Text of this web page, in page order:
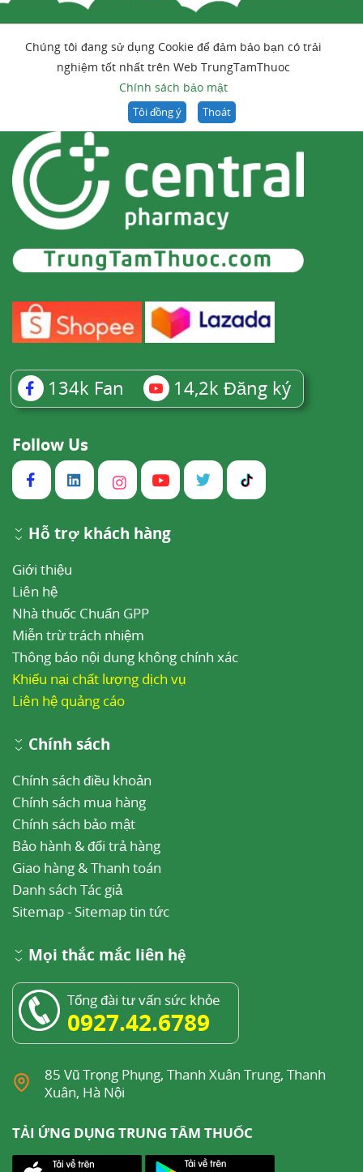
Chúng tôi đang sử dụng Cookie để đảm bảo bạn có trải
nghiệm tốt nhất trên Web TrungTamThuoc
Chính sách bảo mật
Tôi đồng ý Thoát
134k Fan 14,2k Đăng ký
Follow Us
Hỗ trợ khách hàng
Giới thiệu
Liên hệ
Nhà thuốc Chuẩn GPP
Miễn trừ trách nhiệm
Thông báo nội dung không chính xác
Khiếu nại chất lượng dịch vụ
Liên hệ quảng cáo
Chính sách
Chính sách điều khoản
Chính sách mua hàng
Chính sách bảo mật
Bảo hành & đổi trả hàng
Giao hàng & Thanh toán
Danh sách Tác giả
Sitemap- Sitemap tin tức
Mọi thắc mắc liên hệ
Tổng đài tư vấn sức khỏe
0927.42.6789
85 Vũ Trọng Phụng, Thanh Xuân Trung, Thanh
Xuân, Hà Nội
TẢI ỨNG DỤNG TRUNG TÂM THUỐC